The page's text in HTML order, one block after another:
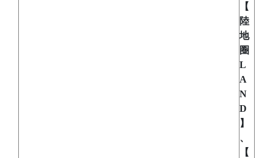
【
陸
地
圈
L
A
N
D
】
、
【